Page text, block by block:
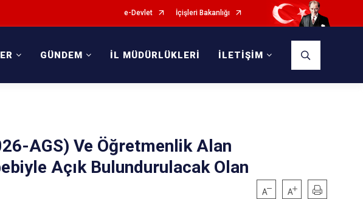
e-Devlet İçişleri Bakanlığı
GÜNDEM İL MÜDÜRLÜKLERİ İLETİŞİM
AGS) Ve Öğretmenlik Alan
Açık Bulundurulacak Olan